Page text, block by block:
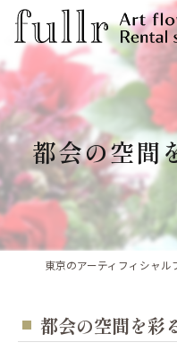
都会の空間
都会の空間を彩